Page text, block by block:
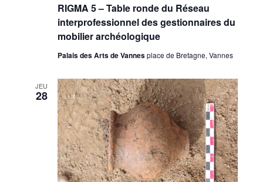
RIGMA 5 – Table ronde du Réseau
interprofessionnel des gestionnaires du
mobilier archéologique
Palais des Arts de Vannesplace de Bretagne, Vannes
JEU
28